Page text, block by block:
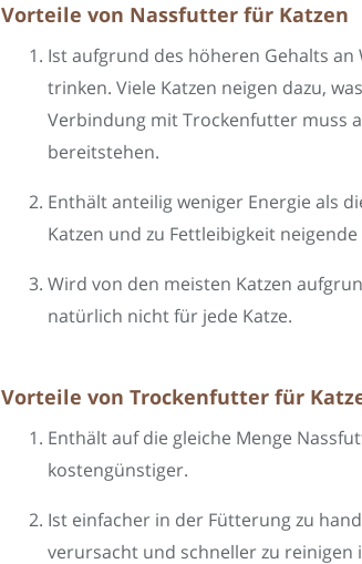
Vorteile von Nassfutter für Katzen
Ist aufgrund des höheren Gehalts an
trinken. Viele Katzen neigen dazu,
Verbindung mit Trockenfutter muss
bereitstehen.
Enthält anteilig weniger Energie als
Katzen und zu Fettleibigkeit
Wird von den meisten Katzen
natürlich nicht für jede Katze.
Vorteile von Trockenfutter für
Enthält auf die gleiche Menge
kostengünstiger.
Ist einfacher in der Fütterung zu
verursacht und schneller zu reinigen